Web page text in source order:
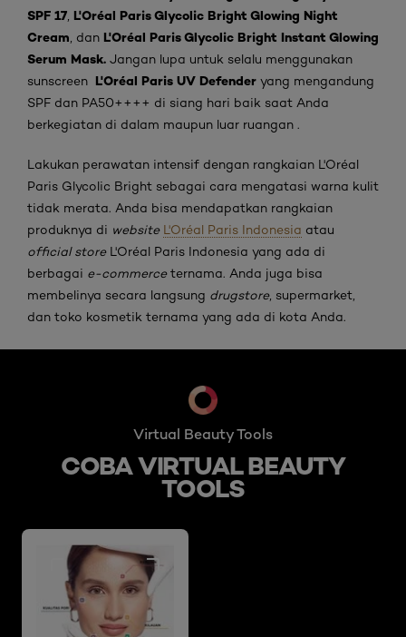
SPF 17 L'Oréal Paris Glycolic Bright Glowing Night
Cream , dan L'Oréal Paris Glycolic Bright Instant Glowing
Serum Mask. Jangan lupa untuk selalu menggunakan
sunscreen L'Oréal Paris UV Defender yang mengandung
SPF dan PA50++++ di siang hari baik saat Anda
berkegiatan di dalam maupun luar ruangan .
Lakukan perawatan intensif dengan rangkaian L'Oréal
Paris Glycolic Bright sebagai cara mengatasi warna kulit
tidak merata. Anda bisa mendapatkan rangkaian
produknya di website L'Oréal Paris Indonesia atau
official storeL'Oréal Paris Indonesia yang ada di
berbagai e-commerceternama. Anda juga bisa
membelinya secara langsung drugstore, supermarket,
dan toko kosmetik ternama yang ada di kota Anda.
COBA VIRTUAL BEAUTY
TOOLS
Virtual Beauty Tools